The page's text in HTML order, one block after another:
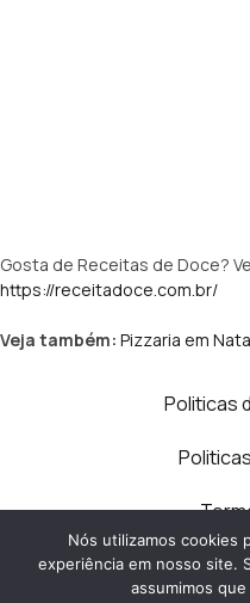
Gosta de Receitas de Doce?
https://receitadoce.com.br/
Veja também: Pizzaria em
Politicas
Nós utilizamos cookies
experiência em nosso site.
assumimos